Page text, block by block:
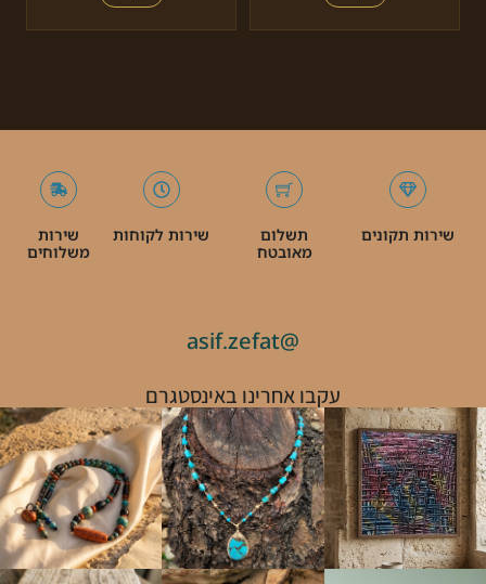
שירות תקונים
תשלום
מאובטח
שירות לקוחות
שירות
משלוחים
@asif.zefat
עקבו אחרינו באינסטגרם